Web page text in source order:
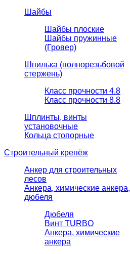
Шайбы
Шайбы плоские
Шайбы пружинные
(Гровер)
Шпилька (полнорезьбовой
стержень)
Класс прочности 4.8
Класс прочности 8.8
Шплинты, винты
установочные
Кольца стопорные
Строительный крепёж
Анкер для строительных
лесов
Анкера, химические анкера,
дюбеля
Дюбеля
Винт TURBO
Анкера, химические
анкера